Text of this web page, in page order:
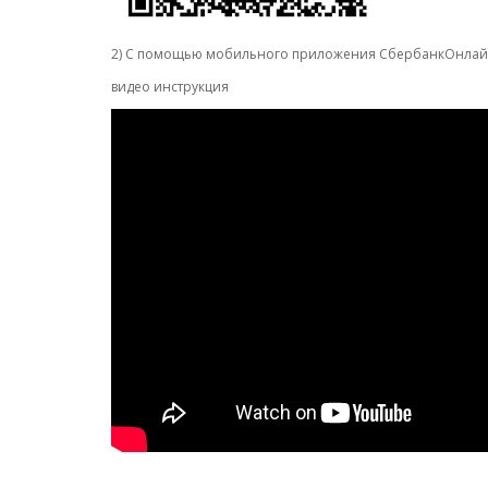
2) С помощью мобильного приложения
видео инструкция